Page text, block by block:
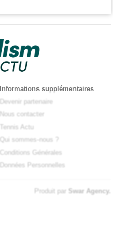
Informations supplémentaires
Devenir partenaire
Nous contacter
Tennis Actu
Qui sommes-nous ?
Conditions Générales
Données Personnelles
Produit par Swar Agency.